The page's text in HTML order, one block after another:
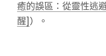
癒的誤區：從靈性逃
醒] ）。